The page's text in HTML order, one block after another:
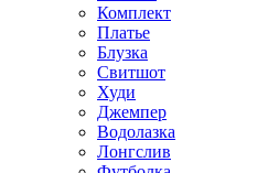
Комплект
Платье
Блузка
Свитшот
Худи
Джемпер
Водолазка
Лонгслив